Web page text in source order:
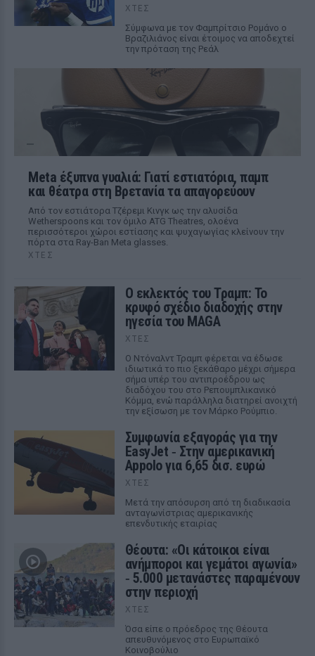
ΧΤΕΣ
Σύμφωνα με τον Φαμπρίτσιο Ρομάνο ο
Βραζιλιάνος είναι έτοιμος να αποδεχτεί
την πρόταση της Ρεάλ
Meta έξυπνα γυαλιά: Γιατί εστιατόρια, παμπ
και θέατρα στη Βρετανία τα απαγορεύουν
Από τον εστιάτορα Τζέρεμι Κινγκ ως την αλυσίδα
Wetherspoons και τον όμιλο ATG Theatres, ολοένα
περισσότεροι χώροι εστίασης και ψυχαγωγίας κλείνουν την
πόρτα στα Ray-Ban Meta glasses.
ΧΤΕΣ
Ο εκλεκτός του Τραμπ: Το
κρυφό σχέδιο διαδοχής στην
ηγεσία του MAGA
ΧΤΕΣ
Ο Ντόναλντ Τραμπ φέρεται να έδωσε
ιδιωτικά το πιο ξεκάθαρο μέχρι σήμερα
σήμα υπέρ του αντιπροέδρου ως
διαδόχου του στο Ρεπουμπλικανικό
Κόμμα, ενώ παράλληλα διατηρεί ανοιχτή
την εξίσωση με τον Μάρκο Ρούμπιο.
Συμφωνία εξαγοράς για την
EasyJet ‑ Στην αμερικανική
Appolo για 6,65 δισ. ευρώ
ΧΤΕΣ
Μετά την απόσυρση από τη διαδικασία
ανταγωνίστριας αμερικανικής
επενδυτικής εταιρίας
Θέουτα: «Οι κάτοικοι είναι
ανήμποροι και γεμάτοι αγωνία»
‑ 5.000 μετανάστες παραμένουν
στην περιοχή
ΧΤΕΣ
Όσα είπε ο πρόεδρος της Θέουτα
απευθυνόμενος στο Ευρωπαϊκό
Κοινοβούλιο